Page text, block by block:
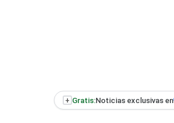
+ Gratis:Noticias exclusivas en